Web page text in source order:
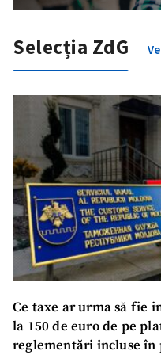
Selecția ZdG
Ce taxe ar urma să fie
la 150 de euro de pe
reglementări incluse
ȘTIREA MEA
Titlu știre+ Adaugă titlu
Fotografie
+ Încarcă